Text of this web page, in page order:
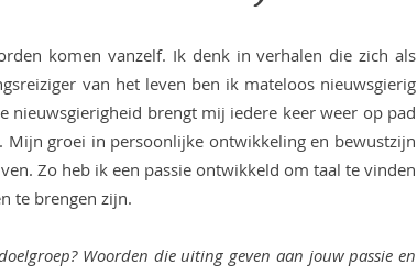
komen vanzelf. Ik denk in verhalen die zich als
van het leven ben ik mateloos nieuwsgierig
nieuwsgierigheid brengt mij iedere keer weer op pad
Mijn groei in persoonlijke ontwikkeling en bewustzijn
Zo heb ik een passie ontwikkeld om taal te vinden
te brengen zijn.
Woorden die uiting geven aan jouw passie en